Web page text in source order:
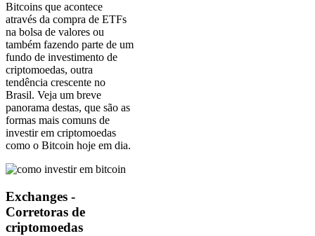
Bitcoins que acontece
através da compra de ETFs
na bolsa de valores ou
também fazendo parte de um
fundo de investimento de
criptomoedas, outra
tendência crescente no
Brasil. Veja um breve
panorama destas, que são as
formas mais comuns de
investir em criptomoedas
como o Bitcoin hoje em dia.
Exchanges -
Corretoras de
criptomoedas